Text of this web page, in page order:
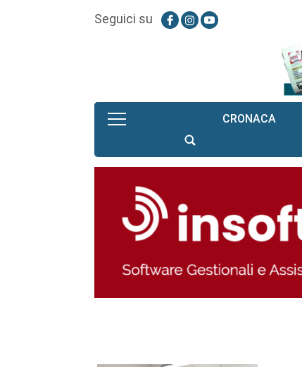
Seguici su
CRONACA